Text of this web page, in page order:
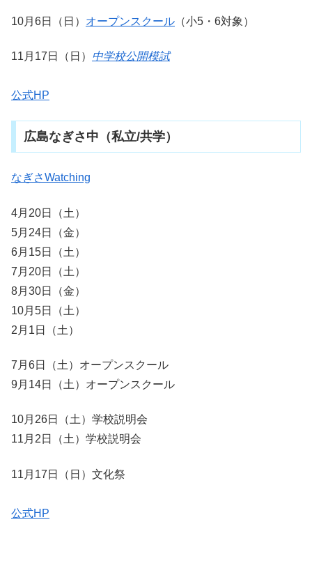
10月6日（日） オープンスクール （小5・6対象）
11月17日（日） 中学校公開模試
公式HP
広島なぎさ中（私立/共学）
なぎさWatching
4月20日（土）
5月24日（金）
6月15日（土）
7月20日（土）
8月30日（金）
10月5日（土）
2月1日（土）
7月6日（土）オープンスクール
9月14日（土）オープンスクール
10月26日（土）学校説明会
11月2日（土）学校説明会
11月17日（日）文化祭
公式HP